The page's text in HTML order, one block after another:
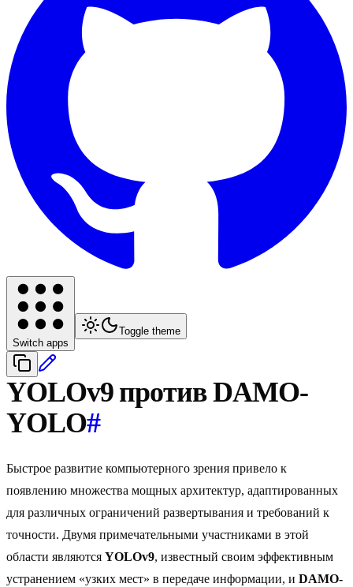
Switch apps
Toggle theme
YOLOv9 против DAMO-
YOLO#
Быстрое развитие компьютерного зрения привело к
появлению множества мощных архитектур, адаптированных
для различных ограничений развертывания и требований к
точности. Двумя примечательными участниками в этой
области являются YOLOv9, известный своим эффективным
устранением «узких мест» в передаче информации, и DAMO-